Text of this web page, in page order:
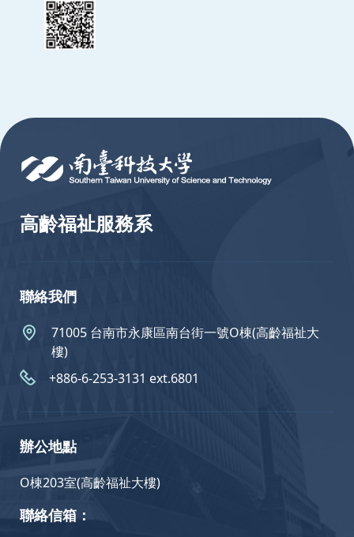
高齡福祉服務系
聯絡我們
71005 台南市永康區南台街一號O棟(高齡福祉大
樓)
+886-6-253-3131 ext.6801
辦公地點
O棟203室(高齡福祉大樓)
聯絡信箱：